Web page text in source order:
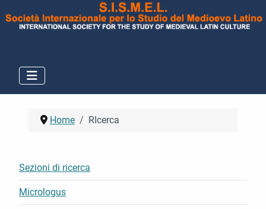
Home RIcerca
Sezioni di ricerca
Micrologus